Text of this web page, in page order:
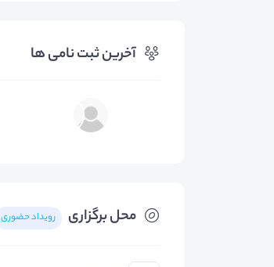
آخرین ثبت نامی ها
محل برگزاری رویداد حضوری